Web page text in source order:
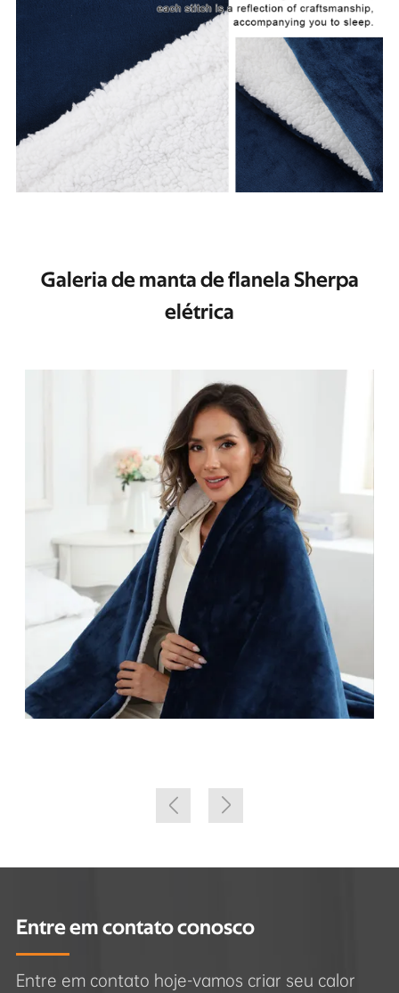
Galeria de manta de flanela Sherpa
elétrica
 
Entre em contato conosco
Entre em contato hoje-vamos criar seu calor